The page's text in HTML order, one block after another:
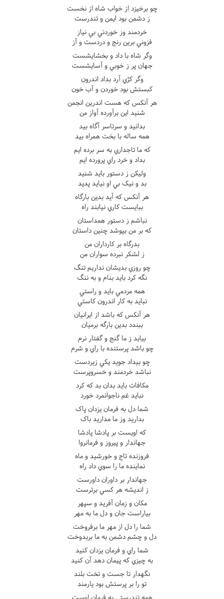
چو برخيزد از خواب شاه از نخست
ز دشمن بود ايمن و تندرست
خردمند وز خوردني بي نياز
فزوني برين رنج و دردست و آز
وگر شاه با داد و بخشايشست
جهان پر ز خوبي و آسايشست
وگر کژي آرد بداد اندرون
کبستش بود خوردن و آب خون
هر آنکس که هست اندرين انجمن
شنيد اين برآورده آواز من
بدانيد و سرتاسر آگاه بيد
همه ساله با بخت همراه بيد
که ما تاجداري به سر برده ايم
بداد و خرد راي پرورده ايم
وليکن ز دستور بايد شنيد
بد و نيک بي او نيايد پديد
هر آنکس که آيد بدين بارگاه
ببايست کاري نيابند راه
نباشم ز دستور همداستان
که بر من بپوشد چنين داستان
بدرگاه بر کارداران من
ز لشکر نبرده سواران من
چو روزي بديشان نداريم تنگ
نگه کرد بايد بنام و به ننگ
همه مردمي بايد و راستي
نبايد به کار اندرون کاستي
هر آنکس که باشد از ايرانيان
ببندد بدين بارگه برميان
بيابد ز ما گنج و گفتار نرم
چو باشد پرستنده با راي و شرم
چو بيداد جويد يکي زيردست
نباشد خردمند و خسروپرست
مکافات بايد بدان بد که کرد
نبايد غم ناجوانمرد خورد
شما دل به فرمان يزدان پاک
بداريد وز ما مداريد باک
که اويست بر پادشا پادشا
جهاندار و پيروز و فرمانروا
فروزنده تاج و خورشيد و ماه
نماينده ما را سوي داد راه
جهاندار بر داوران داورست
ز انديشه هر کسي برترست
مکان و زمان آفريد و سپهر
بياراست جان و دل ما به مهر
شما را دل از مهر ما برفروخت
دل و چشم دشمن به ما بربدوخت
شما راي و فرمان يزدان کنيد
به چيزي که پيمان دهد آن کنيد
نگهدار تا جست و تخت بلند
تو را بر پرستش بود يارمند